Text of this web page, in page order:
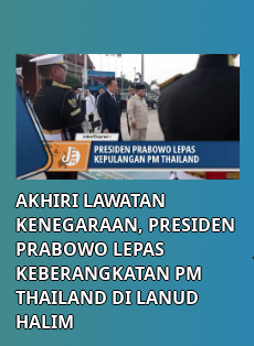
AKHIRI LAWATAN
KENEGARAAN, PRESIDEN
PRABOWO LEPAS
KEBERANGKATAN PM
THAILAND DI LANUD
HALIM